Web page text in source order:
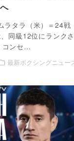
ラタラ（米）＝24戦
同級12位にランク
コンセ…
最新ボクシングニュー